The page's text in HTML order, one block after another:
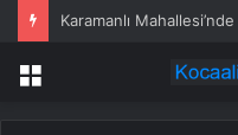
Menü